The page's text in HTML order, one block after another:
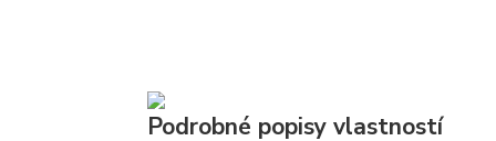
Podrobné popisy vlastností